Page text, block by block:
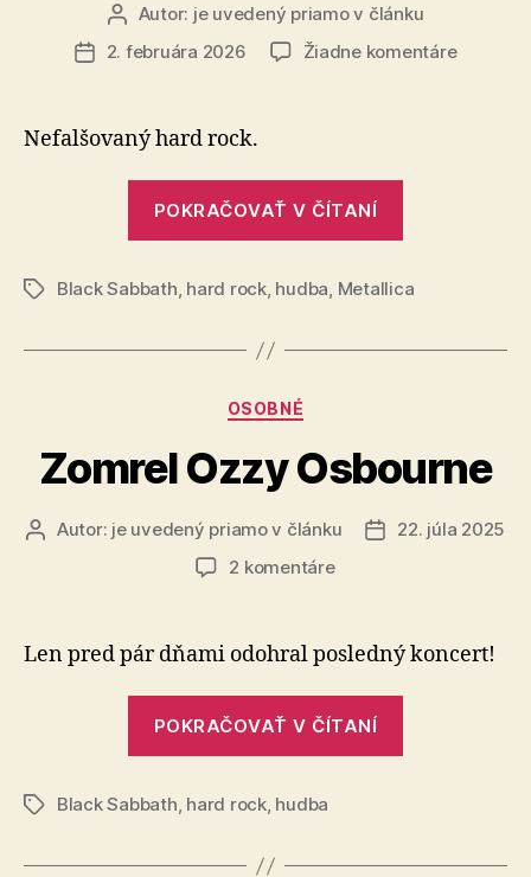
Autor
článku
Autor: je uvedený priamo v článku
Dátum
2. februára 2026 Žiadne komentárena
Nefalšovaný hard rock.
POKRAČOVAŤ V ČÍTANÍ
Metallica“
ZnačkyBlack Sabbath, hard rock, hudba, Metallica
Kategórie
OSOBNÉ
Zomrel Ozzy Osbourne
AutorAutor: je uvedený priamo v článku
Dátum
22. júla 2025
2 komentárena
Osbourne
Len pred pár dňami odohral posledný koncert!
POKRAČOVAŤ V ČÍTANÍ
ZnačkyBlack Sabbath, hard rock, hudba